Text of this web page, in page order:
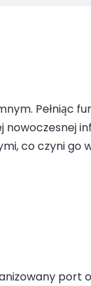
Pełniąc
nowoczesnej
co czyni go
port